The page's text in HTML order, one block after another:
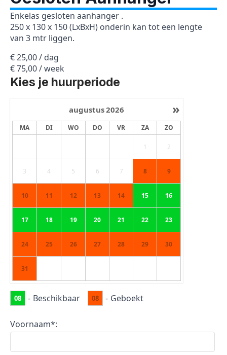
Enkelas gesloten aanhanger .
250 x 130 x 150 (LxBxH) onderin kan tot een lengte
van 3 mtr liggen.
€ 25,00 / dag
€ 75,00 / week
Kies je huurperiode
»
augustus2026
MA DI WO DO VR ZA ZO
1 2
3 4 5 6 7 8 9
10 11 12 13 14 15 16
17 18 19 20 21 22 23
24 25 26 27 28 29 30
31
08 - Beschikbaar 08 - Geboekt
Voornaam*: